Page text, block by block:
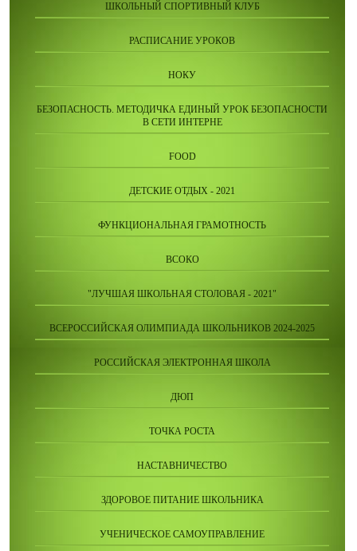
ШКОЛЬНЫЙ СПОРТИВНЫЙ КЛУБ
РАСПИСАНИЕ УРОКОВ
НОКУ
БЕЗОПАСНОСТЬ. МЕТОДИЧКА ЕДИНЫЙ УРОК БЕЗОПАСНОСТИ
В СЕТИ ИНТЕРНЕ
FOOD
ДЕТСКИЕ ОТДЫХ - 2021
ФУНКЦИОНАЛЬНАЯ ГРАМОТНОСТЬ
ВСОКО
"ЛУЧШАЯ ШКОЛЬНАЯ СТОЛОВАЯ - 2021"
ВСЕРОССИЙСКАЯ ОЛИМПИАДА ШКОЛЬНИКОВ 2024-2025
РОССИЙСКАЯ ЭЛЕКТРОННАЯ ШКОЛА
ДЮП
ТОЧКА РОСТА
НАСТАВНИЧЕСТВО
ЗДОРОВОЕ ПИТАНИЕ ШКОЛЬНИКА
УЧЕНИЧЕСКОЕ САМОУПРАВЛЕНИЕ